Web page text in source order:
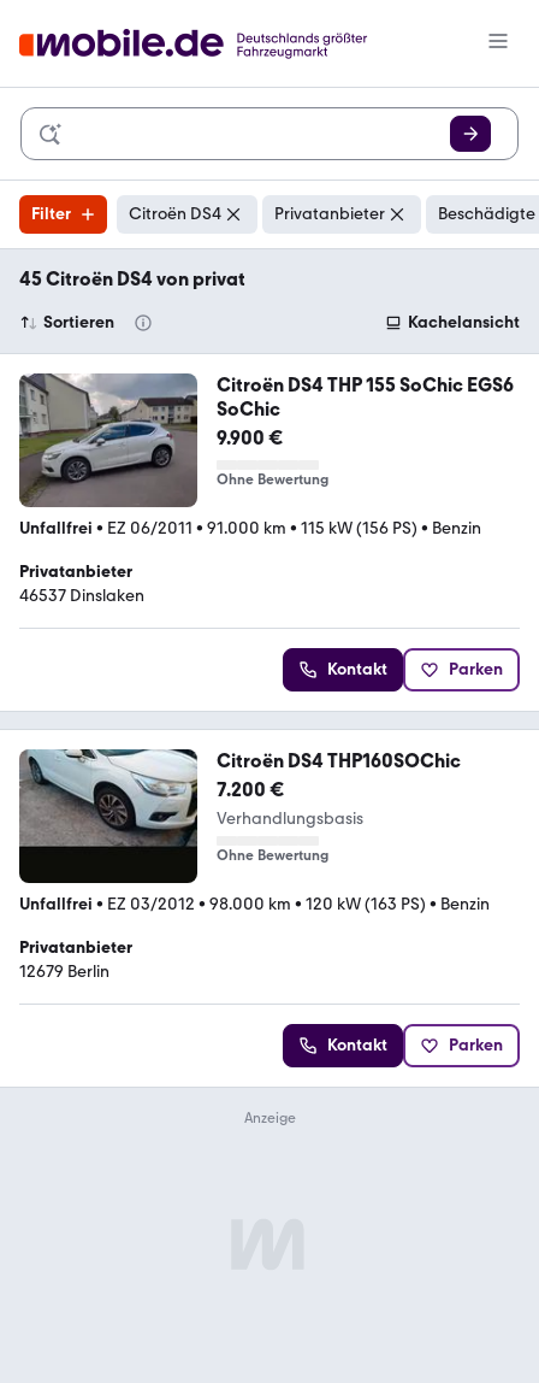
Filter Citroën DS4 Privatanbieter
45 Citroën DS4 von privat
Sortieren Kachelansicht
Citroën DS4 THP 155 SoChic EGS6
SoChic
9.900 €
Ohne Bewertung
Unfallfrei • EZ 06/2011 • 91.000 km • 115 kW (156 PS) • Benzin
Privatanbieter
46537 Dinslaken
Kontakt Parken
Citroën DS4 THP160SOChic
7.200 €
Verhandlungsbasis
Ohne Bewertung
Unfallfrei • EZ 03/2012 • 98.000 km • 120 kW (163 PS) • Benzin
Privatanbieter
12679 Berlin
Kontakt Parken